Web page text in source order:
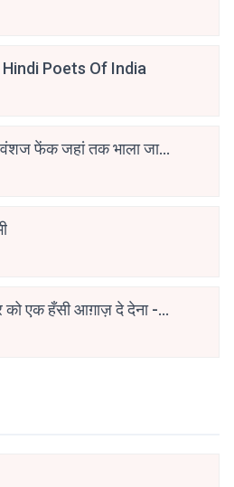
Poets Of India
वंशज फेंक जहां तक भाला जाए:
को एक हँसी आग़ाज़ दे देना -